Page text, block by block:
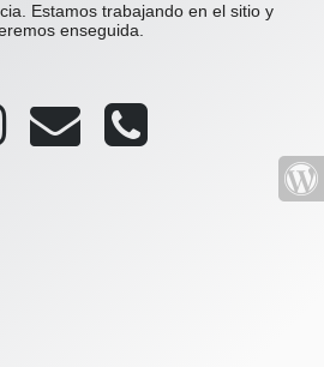
Estamos trabajando en el sitio y
enseguida.